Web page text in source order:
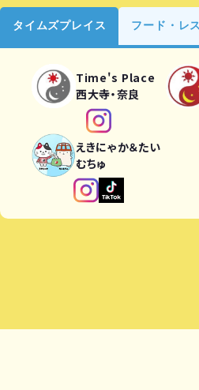
タイムズプレイス フード・レ
Time's Place
西大寺・奈良
えきにゃか＆たい
むちゅ